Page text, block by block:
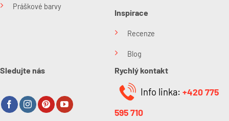
Práškové barvy
Inspirace
Recenze
Blog
Sledujte nás Rychlý kontakt
Info linka: +420 775
595 710